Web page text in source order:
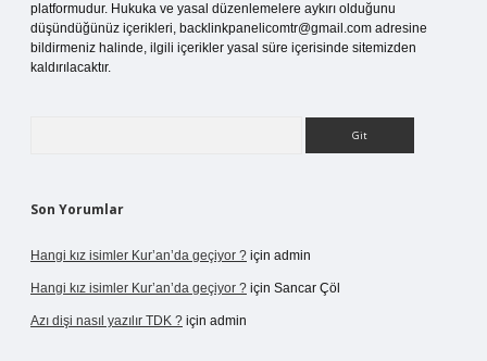
platformudur. Hukuka ve yasal düzenlemelere aykırı olduğunu
düşündüğünüz içerikleri, backlinkpanelicomtr@gmail.com adresine
bildirmeniz halinde, ilgili içerikler yasal süre içerisinde sitemizden
kaldırılacaktır.
Son Yorumlar
Hangi kız isimler Kur’an’da geçiyor ? için admin
Hangi kız isimler Kur’an’da geçiyor ? için Sancar Çöl
Azı dişi nasıl yazılır TDK ? için admin